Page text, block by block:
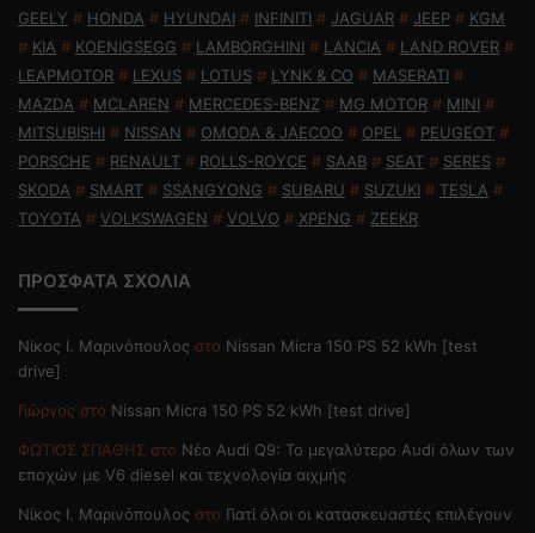
GEELY # HONDA # HYUNDAI # INFINITI # JAGUAR # JEEP # KGM
# KIA # KOENIGSEGG # LAMBORGHINI # LANCIA # LAND ROVER #
LEAPMOTOR # LEXUS # LOTUS # LYNK & CO # MASERATI #
MAZDA # MCLAREN # MERCEDES-BENZ # MG MOTOR # MINI #
MITSUBISHI # NISSAN # OMODA & JAECOO # OPEL # PEUGEOT #
PORSCHE # RENAULT # ROLLS-ROYCE # SAAB # SEAT # SERES #
SKODA # SMART # SSANGYONG # SUBARU # SUZUKI # TESLA #
TOYOTA # VOLKSWAGEN # VOLVO # XPENG # ZEEKR
ΠΡΟΣΦΑΤΑ ΣΧΟΛΙΑ
Nίκος Ι. Mαρινόπουλος στο Nissan Micra 150 PS 52 kWh [test
drive]
Γιώργος στο Nissan Micra 150 PS 52 kWh [test drive]
ΦΩΤΙΟΣ ΣΠΑΘΗΣ στο Νέο Audi Q9: Το μεγαλύτερο Audi όλων των
εποχών με V6 diesel και τεχνολογία αιχμής
Nίκος Ι. Mαρινόπουλος στο Γιατί όλοι οι κατασκευαστές επιλέγουν